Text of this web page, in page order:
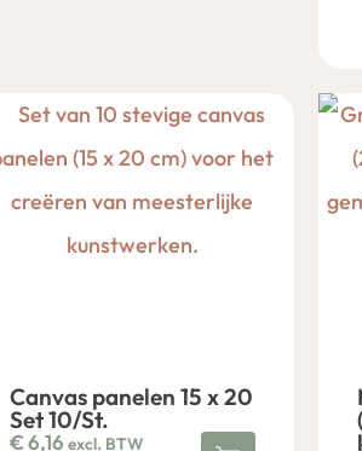
Canvas panelen 15 x 20
Set 10/St.
€6,16 excl. BTW